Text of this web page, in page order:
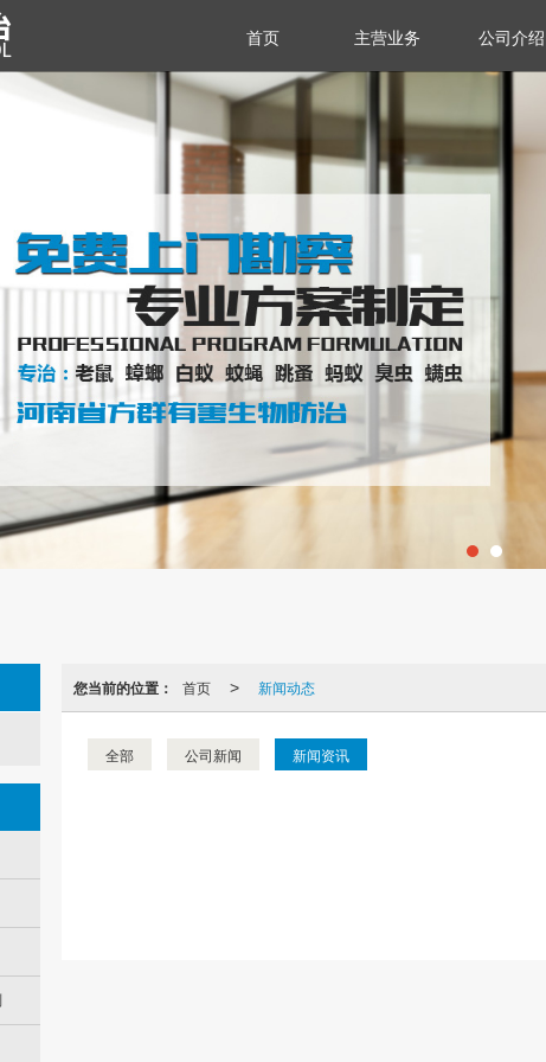
首页 主营业务 公司介绍
您当前的位置： 首页 > 新闻动态
全部 公司新闻 新闻资讯